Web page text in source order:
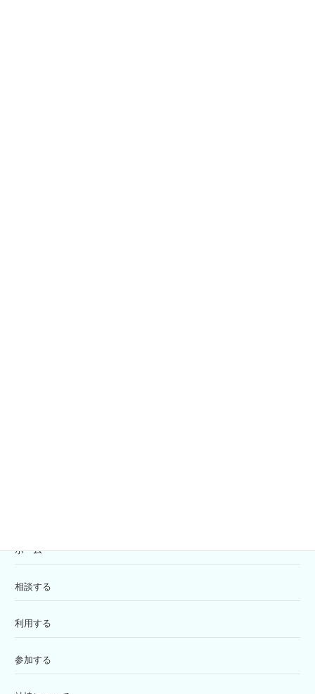
ホーム
相談する
利用する
参加する